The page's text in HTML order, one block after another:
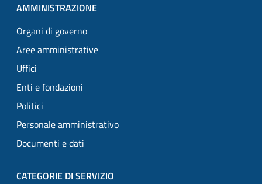
AMMINISTRAZIONE
Organi di governo
Aree amministrative
Uffici
Enti e fondazioni
Politici
Personale amministrativo
Documenti e dati
CATEGORIE DI SERVIZIO